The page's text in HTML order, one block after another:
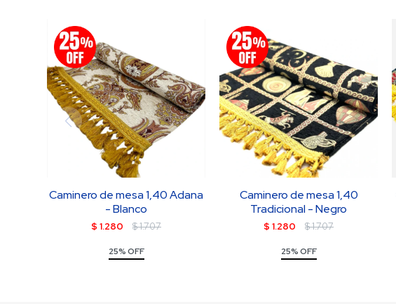
Caminero de mesa 1,40 Adana
- Blanco
$ 1.280 $1.707
25% OFF
Caminero de mesa 1,40
Tradicional - Negro
$ 1.280 $1.707
25% OFF